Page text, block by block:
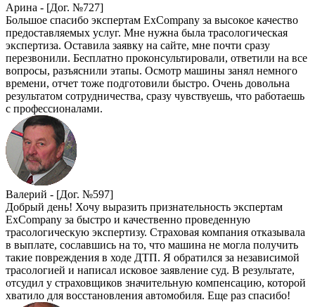
Арина - [Дог. №727]
Большое спасибо экспертам ExCompany за высокое качество
предоставляемых услуг. Мне нужна была трасологическая
экспертиза. Оставила заявку на сайте, мне почти сразу
перезвонили. Бесплатно проконсультировали, ответили на все
вопросы, разъяснили этапы. Осмотр машины занял немного
времени, отчет тоже подготовили быстро. Очень довольна
результатом сотрудничества, сразу чувствуешь, что работаешь
с профессионалами.
Валерий - [Дог. №597]
Добрый день! Хочу выразить признательность экспертам
ExCompany за быстро и качественно проведенную
трасологическую экспертизу. Страховая компания отказывала
в выплате, сославшись на то, что машина не могла получить
такие повреждения в ходе ДТП. Я обратился за независимой
трасологией и написал исковое заявление суд. В результате,
отсудил у страховщиков значительную компенсацию, которой
хватило для восстановления автомобиля. Еще раз спасибо!